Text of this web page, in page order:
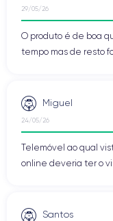
29/05/26
O produto é de boa
tempo mas de resto
Miguel
24/05/26
Telemóvel ao qual
online deveria ter o
Santos